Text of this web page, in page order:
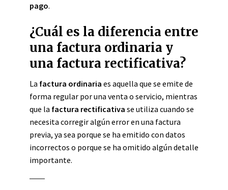
pago.
¿Cuál es la diferencia entre
una factura ordinaria y
una factura rectificativa?
La factura ordinaria es aquella que se emite de
forma regular por una venta o servicio, mientras
que la factura rectificativa se utiliza cuando se
necesita corregir algún error en una factura
previa, ya sea porque se ha emitido con datos
incorrectos o porque se ha omitido algún detalle
importante.